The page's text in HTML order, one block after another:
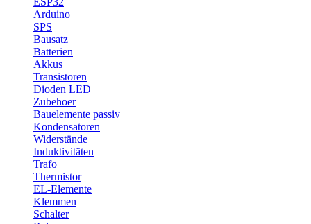
Arduino
SPS
Bausatz
Batterien
Akkus
Transistoren
Dioden LED
Zubehoer
Bauelemente passiv
Kondensatoren
Widerstände
Induktivitäten
Trafo
Thermistor
EL-Elemente
Klemmen
Schalter